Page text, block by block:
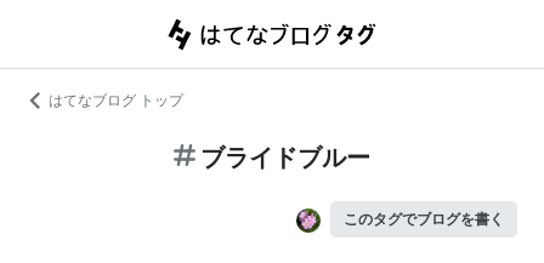
はてなブログ トップ
ブライドブルー
このタグでブログを書く